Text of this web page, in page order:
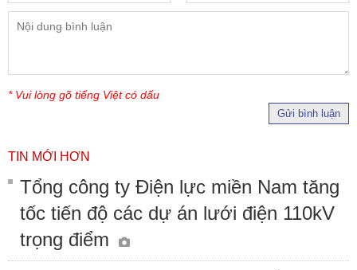
* Vui lòng gõ tiếng Việt có dấu
Gửi bình luận
TIN MỚI HƠN
Tổng công ty Điện lực miền Nam tăng
tốc tiến độ các dự án lưới điện 110kV
trọng điểm